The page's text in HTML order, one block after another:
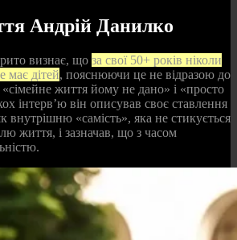
Андрій Данилко
визнає, що за свої 50+ років ніколи
має дітей, пояснюючи це не відразою до
«сімейне життя йому не дано» і «просто
інтерв’ю він описував своє ставлення
«самість», яка не стикується
життя, і зазначав, що з часом